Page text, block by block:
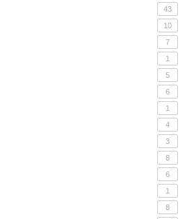
43
10
7
1
5
6
1
4
3
8
6
1
8